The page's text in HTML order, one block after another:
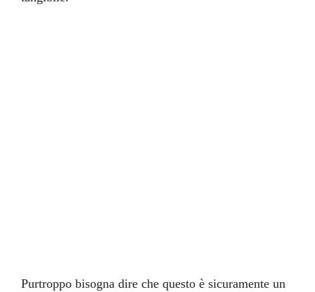
Purtroppo bisogna dire che questo è sicuramente un